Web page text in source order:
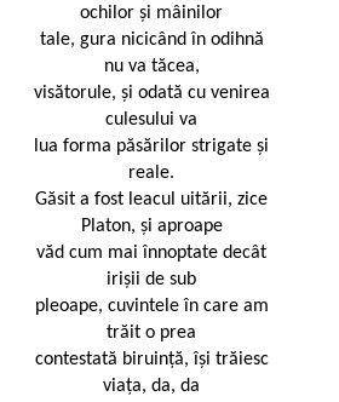
ochilor şi mâinilor
tale, gura nicicând în odihnă
nu va tăcea,
visătorule, şi odată cu venirea
culesului va
lua forma păsărilor strigate şi
reale.
Găsit a fost leacul uitării, zice
Platon, şi aproape
văd cum mai înnoptate decât
irişii de sub
pleoape, cuvintele în care am
trăit o prea
contestată biruinţă, îşi trăiesc
viaţa, da, da